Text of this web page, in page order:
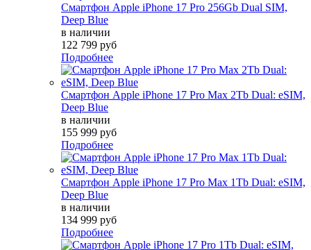
Смартфон Apple iPhone 17 Pro 256Gb Dual SIM,
Deep Blue
в наличии
122 799 руб
Подробнее
Смартфон Apple iPhone 17 Pro Max 2Tb Dual: eSIM,
Deep Blue
в наличии
155 999 руб
Подробнее
Смартфон Apple iPhone 17 Pro Max 1Tb Dual: eSIM,
Deep Blue
в наличии
134 999 руб
Подробнее